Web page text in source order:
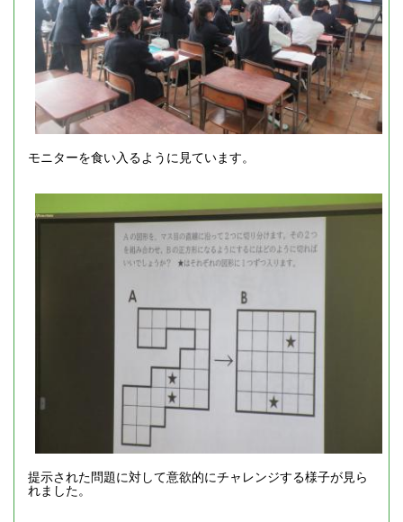
モニターを食い入るように見ています。
提示された問題に対して意欲的にチャレンジする様子が見ら
れました。